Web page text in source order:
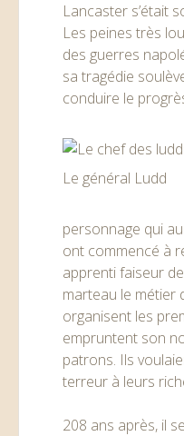
Lancaster s’était
Les peines très
des guerres
sa tragédie
conduire le
Le général Ludd
personnage qui
ont commencé à
apprenti faiseur
marteau le métier
organisent les
empruntent son
patrons. Ils
terreur à leurs
208 ans après, il